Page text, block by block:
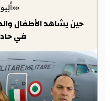
حين يشاهد الأطفال
في